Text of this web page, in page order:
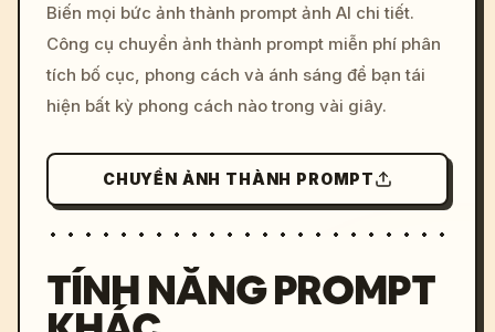
c, cyberpunk sunset, neon
colors, 8k --v 6.0
Biến mọi bức ảnh thành prompt ảnh AI chi tiết.
Công cụ chuyển ảnh thành prompt miễn phí phân
tích bố cục, phong cách và ánh sáng để bạn tái
hiện bất kỳ phong cách nào trong vài giây.
CHUYỂN ẢNH THÀNH PROMPT
TÍNH NĂNG PROMPT